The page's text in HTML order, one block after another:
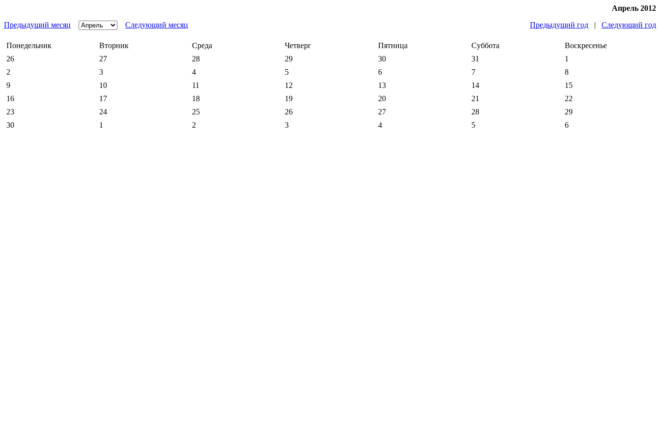
Апрель 2012
Предыдущий месяц
Следующий месяц Предыдущий год | Следующий год
Понедельник Вторник Среда Четверг Пятница Суббота
Воскресенье
26
27 28 29 30 31
1
2
3 4 5 6 7
8
9
10 11 12 13 14
15
16
17 18 19 20 21
22
23
24 25 26 27 28
29
30
1 2 3 4 5 6